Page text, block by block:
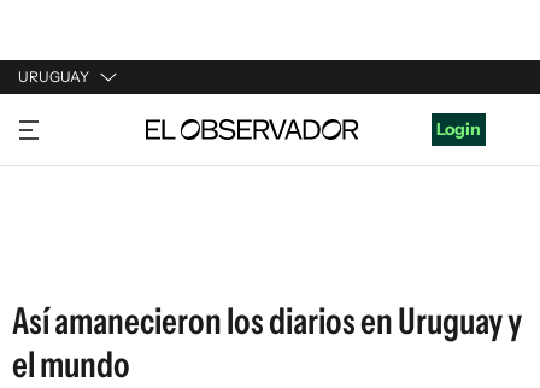
URUGUAY
URUGUAY
ARGENTINA
Login
Así amanecieron los diarios en Uruguay y
el mundo